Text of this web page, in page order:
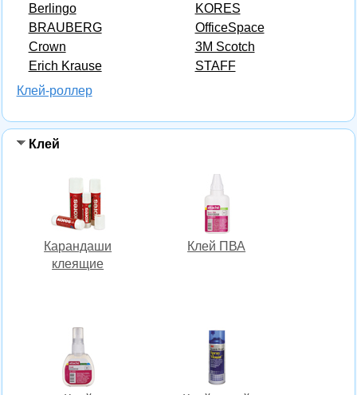
Berlingo
BRAUBERG
Crown
Erich Krause
KORES
OfficeSpace
3M Scotch
STAFF
Клей-роллер
Клей
Карандаши
клеящие
Клей ПВА